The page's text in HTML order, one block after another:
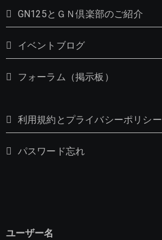
GN125とＧＮ倶楽部のご紹介
イベントブログ
フォーラム（掲示板）
利用規約とプライバシーポリシー
パスワード忘れ
ユーザー名